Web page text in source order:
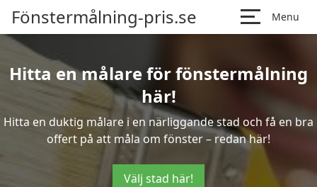
Fönstermålning-pris.se Menu
Hitta en målare för fönstermålning
här!
Hitta en duktig målare i en närliggande stad och få en bra
offert på att måla om fönster – redan här!
Välj stad här!